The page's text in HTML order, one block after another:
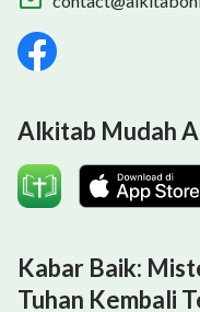
Alkitab Mudah
Kabar Baik:
Tuhan Kembali